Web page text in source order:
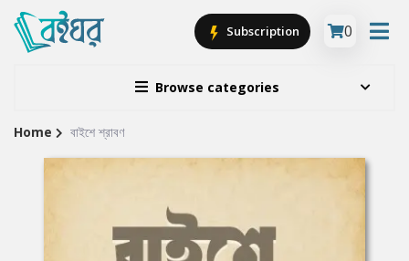
Browse categories
Subscription 0
Site
Breadcrumb
Home বাইশে শ্রাবণ